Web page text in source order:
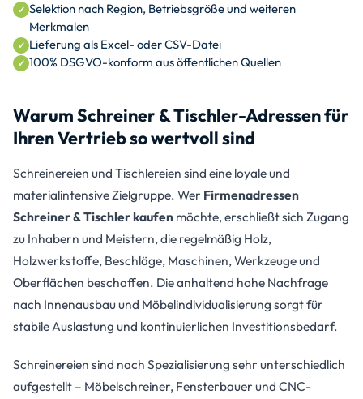
Selektion nach Region, Betriebsgröße und weiteren
Merkmalen
Lieferung als Excel- oder CSV-Datei
100% DSGVO-konform aus öffentlichen Quellen
Warum Schreiner & Tischler-Adressen für
Ihren Vertrieb so wertvoll sind
Schreinereien und Tischlereien sind eine loyale und
materialintensive Zielgruppe. Wer Firmenadressen
Schreiner & Tischler kaufen möchte, erschließt sich Zugang
zu Inhabern und Meistern, die regelmäßig Holz,
Holzwerkstoffe, Beschläge, Maschinen, Werkzeuge und
Oberflächen beschaffen. Die anhaltend hohe Nachfrage
nach Innenausbau und Möbelindividualisierung sorgt für
stabile Auslastung und kontinuierlichen Investitionsbedarf.
Schreinereien sind nach Spezialisierung sehr unterschiedlich
aufgestellt – Möbelschreiner, Fensterbauer und CNC-